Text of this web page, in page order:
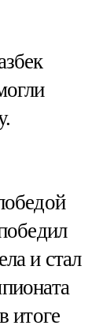
и стал
итоге